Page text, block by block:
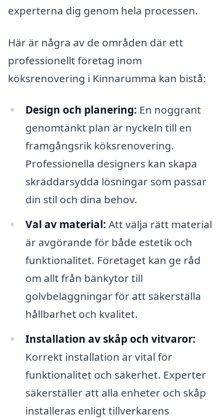
experterna dig genom hela processen.
Här är några av de områden där ett
professionellt företag inom
köksrenovering i Kinnarumma kan bistå:
Design och planering: En noggrant
genomtänkt plan är nyckeln till en
framgångsrik köksrenovering.
Professionella designers kan skapa
skräddarsydda lösningar som passar
din stil och dina behov.
Val av material: Att välja rätt material
är avgörande för både estetik och
funktionalitet. Företaget kan ge råd
om allt från bänkytor till
golvbeläggningar för att säkerställa
hållbarhet och kvalitet.
Installation av skåp och vitvaror:
Korrekt installation är vital för
funktionalitet och säkerhet. Experter
säkerställer att alla enheter och skåp
installeras enligt tillverkarens